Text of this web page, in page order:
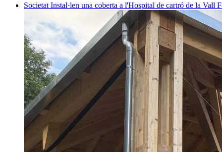
Societat Instal·len una coberta a l'Hospital de cartró de la Vall